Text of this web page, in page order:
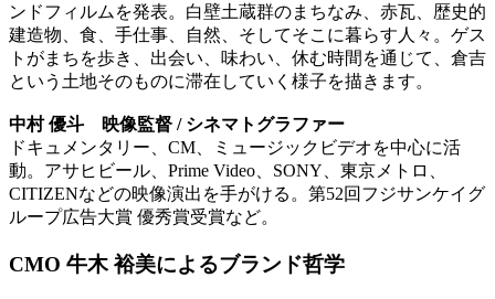
ンドフィルムを発表。白壁土蔵群のまちなみ、赤瓦、歴史的
建造物、食、手仕事、自然、そしてそこに暮らす人々。ゲス
トがまちを歩き、出会い、味わい、休む時間を通じて、倉吉
という土地そのものに滞在していく様子を描きます。
中村 優斗 映像監督 / シネマトグラファー
ドキュメンタリー、CM、ミュージックビデオを中心に活
動。アサヒビール、Prime Video、SONY、東京メトロ、
CITIZENなどの映像演出を手がける。第52回フジサンケイグ
ループ広告大賞 優秀賞受賞など。
CMO 牛木 裕美によるブランド哲学